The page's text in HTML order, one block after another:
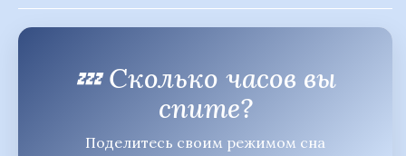
💤 Сколько часов вы
спите?
Поделитесь своим режимом сна